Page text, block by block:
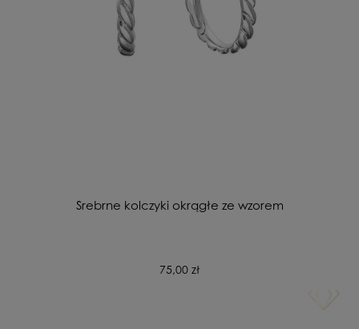
Srebrne kolczyki okrągłe ze wzorem
75,00 zł